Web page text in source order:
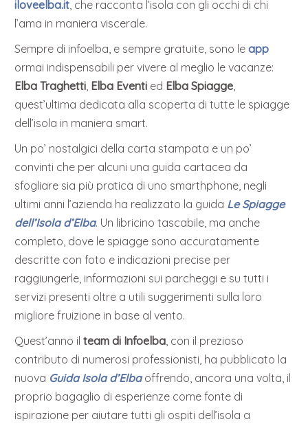
iloveelba.it, che racconta l’isola con gli occhi di chi
l’ama in maniera viscerale.
Sempre di infoelba, e sempre gratuite, sono leapp
ormai indispensabili per vivere al meglio le vacanze:
Elba Traghetti, Elba Eventi ed Elba Spiagge,
quest’ultima dedicata alla scoperta di tutte le spiagge
dell’isola in maniera smart.
Un po’ nostalgici della carta stampata e un po’
convinti che per alcuni una guida cartacea da
sfogliare sia più pratica di uno smarthphone, negli
ultimi anni l’azienda ha realizzato la guida Le Spiagge
dell’Isola d’Elba. Un libricino tascabile, ma anche
completo, dove le spiagge sono accuratamente
descritte con foto e indicazioni precise per
raggiungerle, informazioni sui parcheggi e su tutti i
servizi presenti oltre a utili suggerimenti sulla loro
migliore fruizione in base al vento.
Quest’anno ilteam di Infoelba, con il prezioso
contributo di numerosi professionisti, ha pubblicato la
nuova Guida Isola d’Elbaoffrendo, ancora una volta, il
proprio bagaglio di esperienze come fonte di
ispirazione per aiutare tutti gli ospiti dell’isola a